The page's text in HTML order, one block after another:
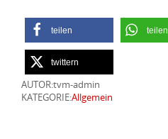
teilen teilen
twittern
AUTOR:tvm-admin
KATEGORIE:Allgemein